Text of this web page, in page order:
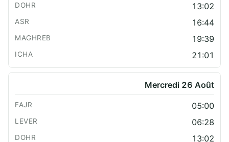
13:02
16:44
19:39
21:01
Mercredi 26 Août
05:00
06:28
13:02